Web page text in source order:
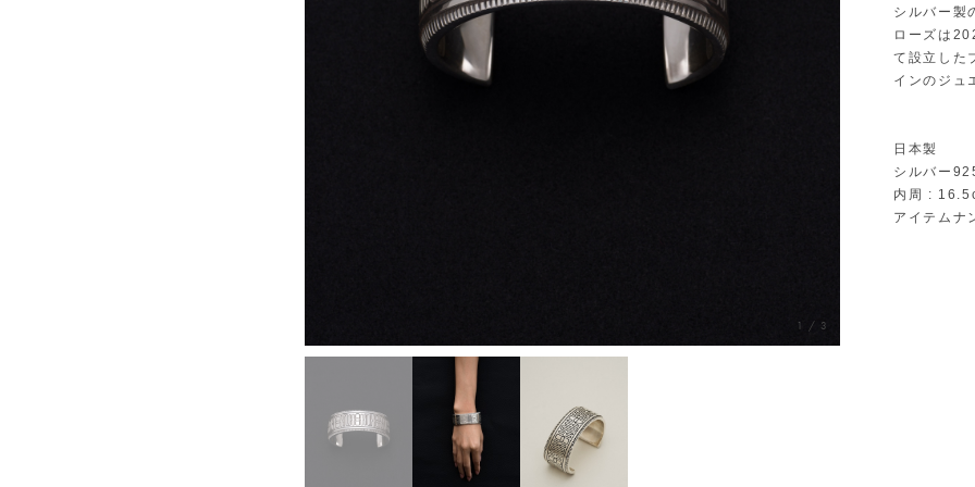
1 / 3
シルバー製
ローズは
て設立した
インのジュ
日本製
シルバー
内周 :
アイテムナ